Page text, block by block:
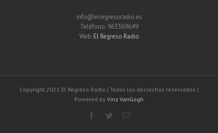
info@elregresoradio.es
Teléfono: 963369649
Web: El Regreso Radio
Copyright 2021 El Regreso Radio | Todos los decrechos reservados |
Powered by Vinz VanGogh